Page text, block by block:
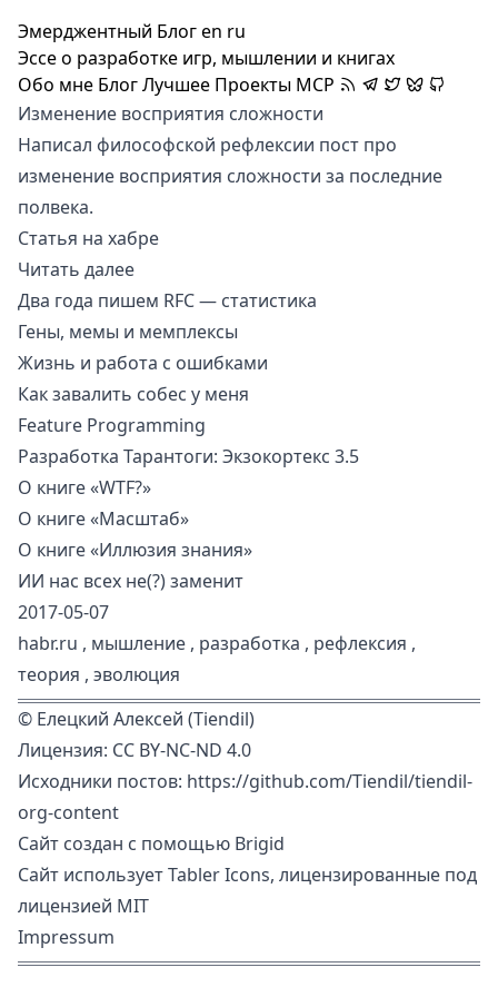
Эмерджентный Блогen ru
Эссе о разработке игр, мышлении и книгах
Обо мне БлогЛучшее Проекты MCP
Изменение восприятия сложности
Написал философской рефлексии пост про
изменение восприятия сложности за последние
полвека.
Статья на хабре
Читать далее
Два года пишем RFC — статистика
Гены, мемы и мемплексы
Жизнь и работа с ошибками
Как завалить собес у меня
Feature Programming
Разработка Тарантоги: Экзокортекс 3.5
О книге «WTF?»
О книге «Масштаб»
О книге «Иллюзия знания»
ИИ нас всех не(?) заменит
2017-05-07
habr.ru , мышление , разработка , рефлексия ,
теория , эволюция
© Елецкий Алексей (Tiendil)
Лицензия: CC BY-NC-ND 4.0
Исходники постов: https://github.com/Tiendil/tiendil-
org-content
Сайт создан с помощью Brigid
Сайт используетTabler Icons, лицензированные под
лицензией MIT
Impressum